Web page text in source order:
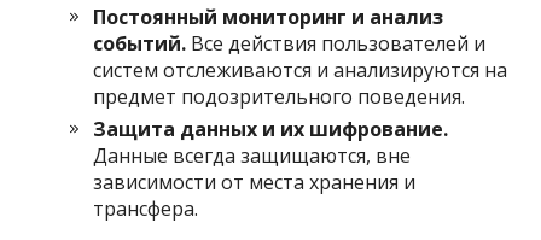
Постоянный мониторинг и анализ
событий. Все действия пользователей и
систем отслеживаются и анализируются на
предмет подозрительного поведения.
Защита данных и их шифрование.
Данные всегда защищаются, вне
зависимости от места хранения и
трансфера.